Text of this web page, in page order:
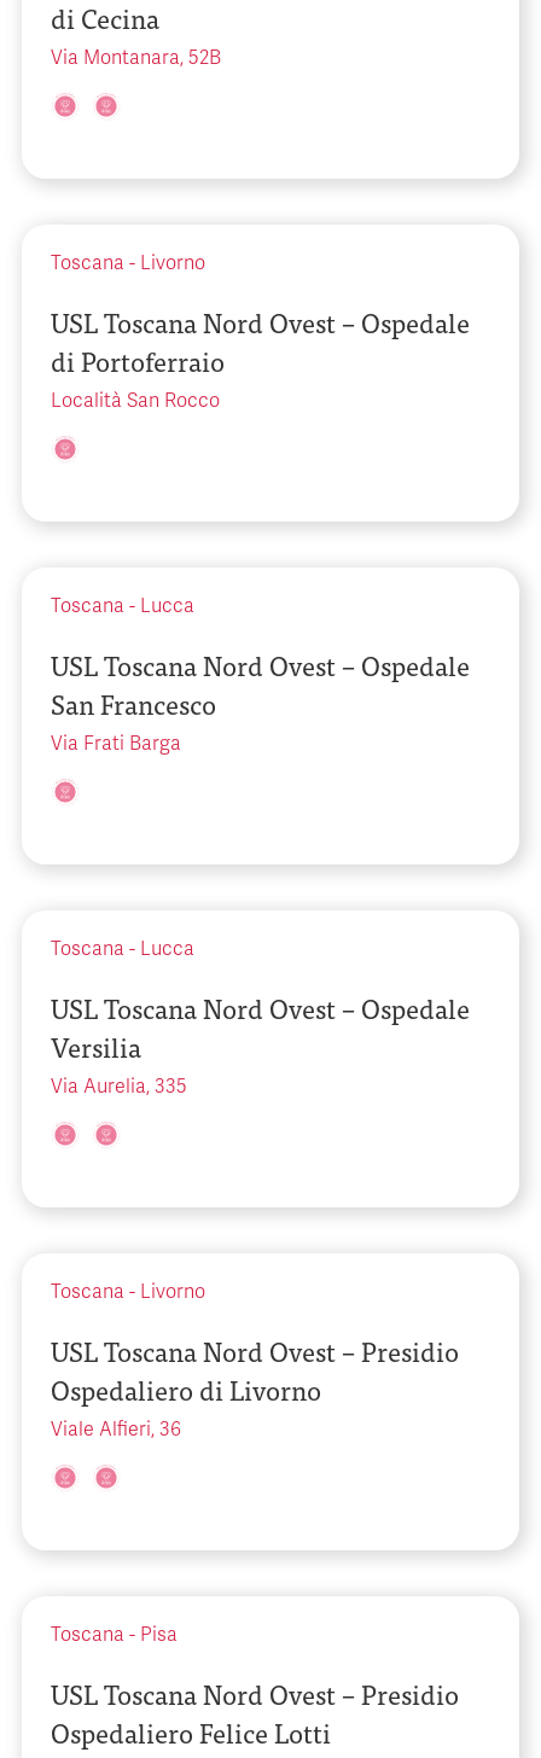
di Cecina
Via Montanara, 52B
Toscana - Livorno
USL Toscana Nord Ovest – Ospedale
di Portoferraio
Località San Rocco
Toscana - Lucca
USL Toscana Nord Ovest – Ospedale
San Francesco
Via Frati Barga
Toscana - Lucca
USL Toscana Nord Ovest – Ospedale
Versilia
Via Aurelia, 335
Toscana - Livorno
USL Toscana Nord Ovest – Presidio
Ospedaliero di Livorno
Viale Alfieri, 36
Toscana - Pisa
USL Toscana Nord Ovest – Presidio
Ospedaliero Felice Lotti